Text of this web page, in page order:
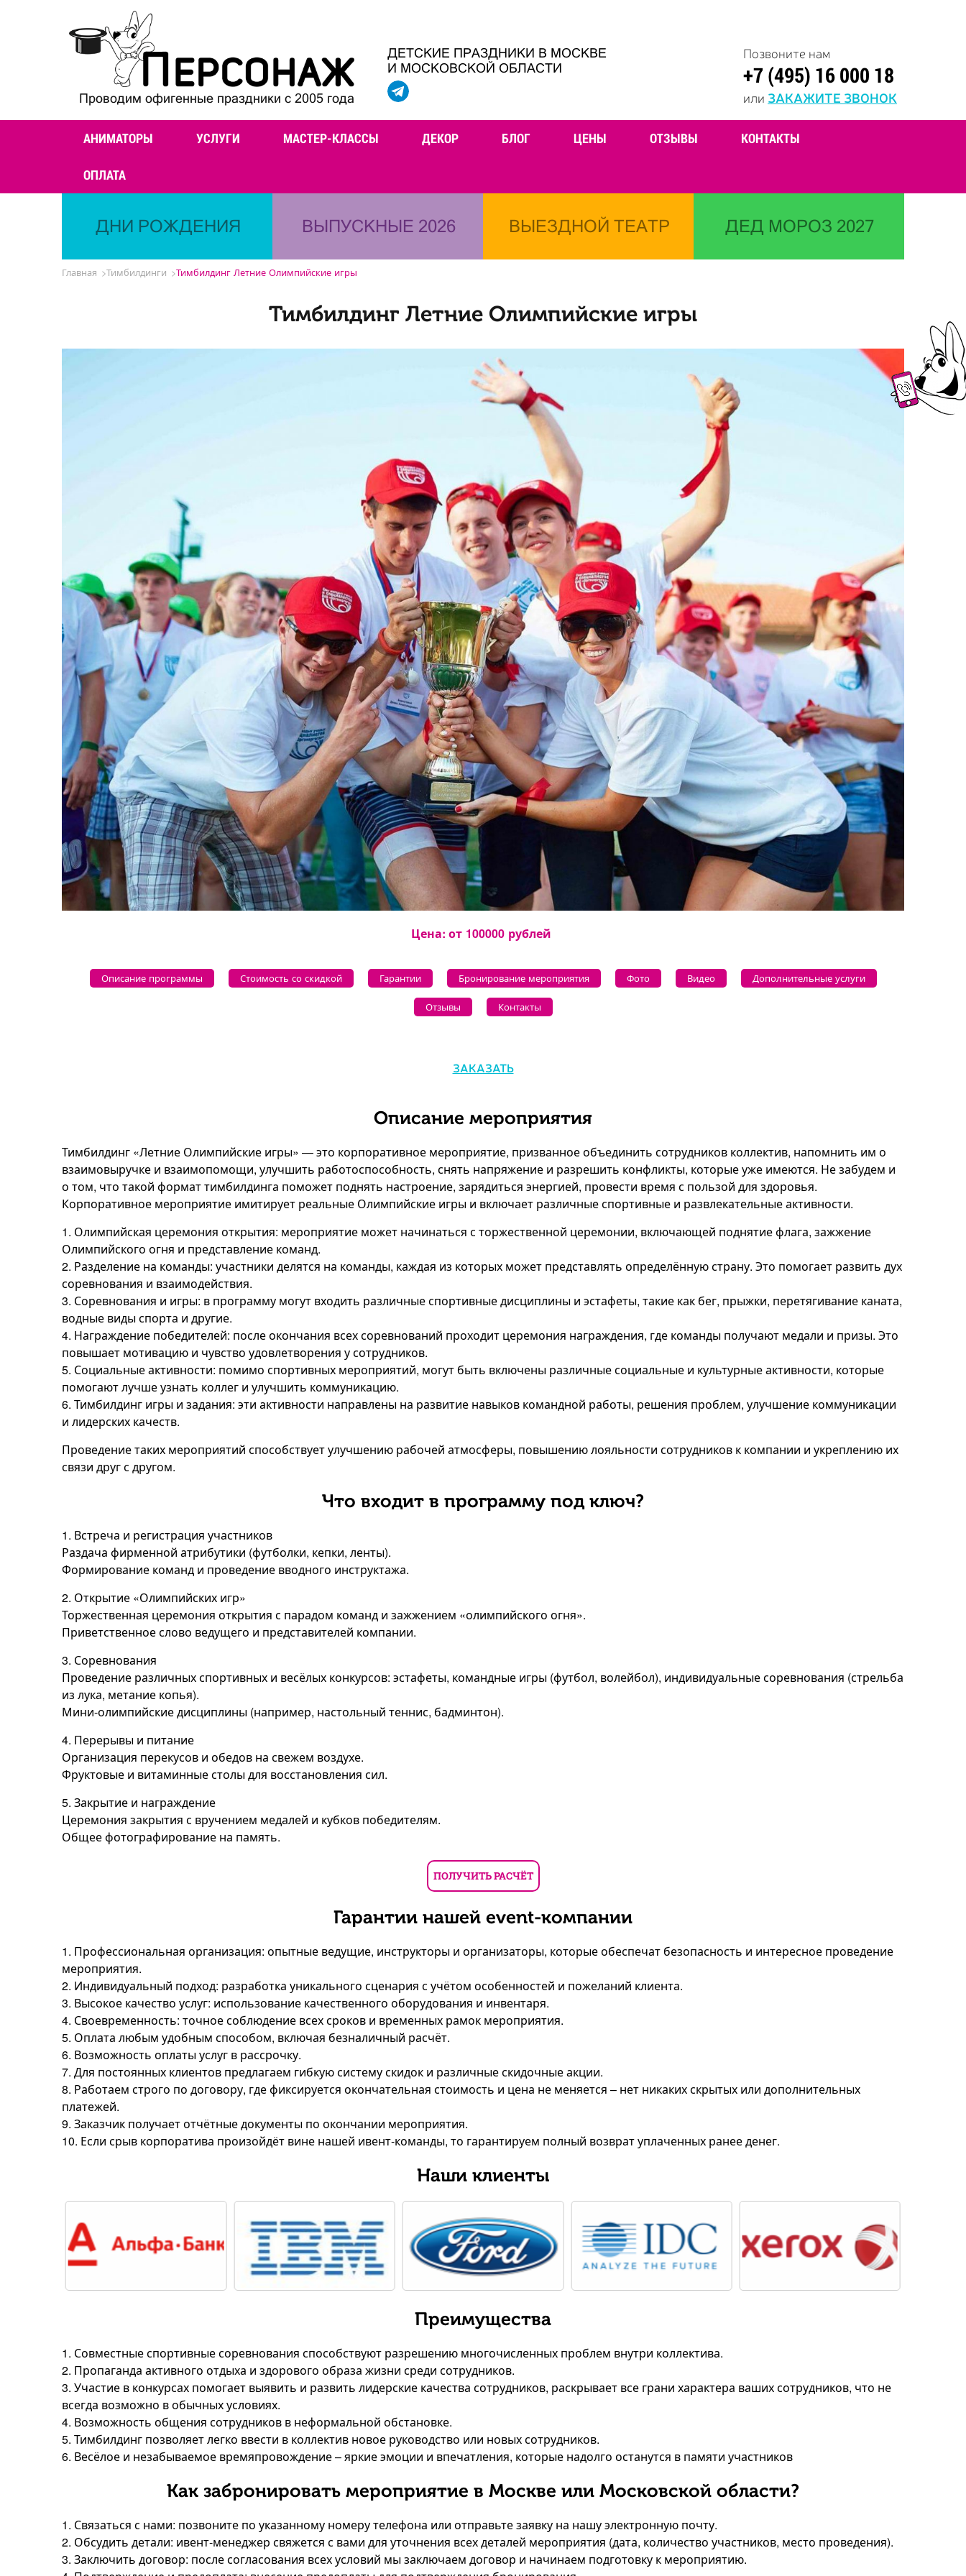
Проводим офигенные праздники с 2005 года
ДЕТСКИЕ ПРАЗДНИКИ В МОСКВЕ
И МОСКОВСКОЙ ОБЛАСТИ
Позвоните нам
+7 (495) 16 000 18
или ЗАКАЖИТЕ ЗВОНОК
АНИМАТОРЫ УСЛУГИ МАСТЕР-КЛАССЫ ДЕКОР БЛОГ ЦЕНЫ ОТЗЫВЫ КОНТАКТЫ
ОПЛАТА
ДНИ РОЖДЕНИЯ ВЫПУСКНЫЕ 2026 ВЫЕЗДНОЙ ТЕАТР ДЕД МОРОЗ 2027
Главная Тимбилдинги Тимбилдинг Летние Олимпийские игры
Тимбилдинг Летние Олимпийские игры
Цена: от 100000 рублей
Описание программы Стоимость со скидкой Гарантии Бронирование мероприятия Фото Видео Дополнительные услуги
Отзывы Контакты
ЗАКАЗАТЬ
Описание мероприятия
Тимбилдинг «Летние Олимпийские игры» — это корпоративное мероприятие, призванное объединить сотрудников коллектив, напомнить им о
взаимовыручке и взаимопомощи, улучшить работоспособность, снять напряжение и разрешить конфликты, которые уже имеются. Не забудем и
о том, что такой формат тимбилдинга поможет поднять настроение, зарядиться энергией, провести время с пользой для здоровья.
Корпоративное мероприятие имитирует реальные Олимпийские игры и включает различные спортивные и развлекательные активности.
1. Олимпийская церемония открытия: мероприятие может начинаться с торжественной церемонии, включающей поднятие флага, зажжение
Олимпийского огня и представление команд.
2. Разделение на команды: участники делятся на команды, каждая из которых может представлять определённую страну. Это помогает развить дух
соревнования и взаимодействия.
3. Соревнования и игры: в программу могут входить различные спортивные дисциплины и эстафеты, такие как бег, прыжки, перетягивание каната,
водные виды спорта и другие.
4. Награждение победителей: после окончания всех соревнований проходит церемония награждения, где команды получают медали и призы. Это
повышает мотивацию и чувство удовлетворения у сотрудников.
5. Социальные активности: помимо спортивных мероприятий, могут быть включены различные социальные и культурные активности, которые
помогают лучше узнать коллег и улучшить коммуникацию.
6. Тимбилдинг игры и задания: эти активности направлены на развитие навыков командной работы, решения проблем, улучшение коммуникации
и лидерских качеств.
Проведение таких мероприятий способствует улучшению рабочей атмосферы, повышению лояльности сотрудников к компании и укреплению их
связи друг с другом.
Что входит в программу под ключ?
1. Встреча и регистрация участников
Раздача фирменной атрибутики (футболки, кепки, ленты).
Формирование команд и проведение вводного инструктажа.
2. Открытие «Олимпийских игр»
Торжественная церемония открытия с парадом команд и зажжением «олимпийского огня».
Приветственное слово ведущего и представителей компании.
3. Соревнования
Проведение различных спортивных и весёлых конкурсов: эстафеты, командные игры (футбол, волейбол), индивидуальные соревнования (стрельба
из лука, метание копья).
Мини-олимпийские дисциплины (например, настольный теннис, бадминтон).
4. Перерывы и питание
Организация перекусов и обедов на свежем воздухе.
Фруктовые и витаминные столы для восстановления сил.
5. Закрытие и награждение
Церемония закрытия с вручением медалей и кубков победителям.
Общее фотографирование на память.
ПОЛУЧИТЬ РАСЧЁТ
Гарантии нашей event-компании
1. Профессиональная организация: опытные ведущие, инструкторы и организаторы, которые обеспечат безопасность и интересное проведение
мероприятия.
2. Индивидуальный подход: разработка уникального сценария с учётом особенностей и пожеланий клиента.
3. Высокое качество услуг: использование качественного оборудования и инвентаря.
4. Своевременность: точное соблюдение всех сроков и временных рамок мероприятия.
5. Оплата любым удобным способом, включая безналичный расчёт.
6. Возможность оплаты услуг в рассрочку.
7. Для постоянных клиентов предлагаем гибкую систему скидок и различные скидочные акции.
8. Работаем строго по договору, где фиксируется окончательная стоимость и цена не меняется – нет никаких скрытых или дополнительных
платежей.
9. Заказчик получает отчётные документы по окончании мероприятия.
10. Если срыв корпоратива произойдёт вине нашей ивент-команды, то гарантируем полный возврат уплаченных ранее денег.
Наши клиенты
Преимущества
1. Совместные спортивные соревнования способствуют разрешению многочисленных проблем внутри коллектива.
2. Пропаганда активного отдыха и здорового образа жизни среди сотрудников.
3. Участие в конкурсах помогает выявить и развить лидерские качества сотрудников, раскрывает все грани характера ваших сотрудников, что не
всегда возможно в обычных условиях.
4. Возможность общения сотрудников в неформальной обстановке.
5. Тимбилдинг позволяет легко ввести в коллектив новое руководство или новых сотрудников.
6. Весёлое и незабываемое времяпровождение – яркие эмоции и впечатления, которые надолго останутся в памяти участников
Как забронировать мероприятие в Москве или Московской области?
1. Связаться с нами: позвоните по указанному номеру телефона или отправьте заявку на нашу электронную почту.
2. Обсудить детали: ивент-менеджер свяжется с вами для уточнения всех деталей мероприятия (дата, количество участников, место проведения).
3. Заключить договор: после согласования всех условий мы заключаем договор и начинаем подготовку к мероприятию.